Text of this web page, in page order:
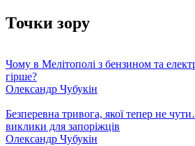
Точки зору
Чому в Мелітополі з бензином та
гірше?
Олександр Чубукін
Безперевна тривога, якої тепер не
виклики для запоріжців
Олександр Чубукін